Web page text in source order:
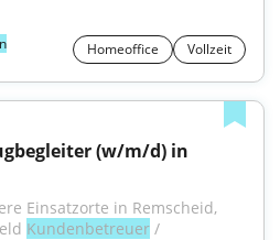
Homeoffice Vollzeit
(w/m/d) in
Einsatzorte in Remscheid,
Kundenbetreuer /